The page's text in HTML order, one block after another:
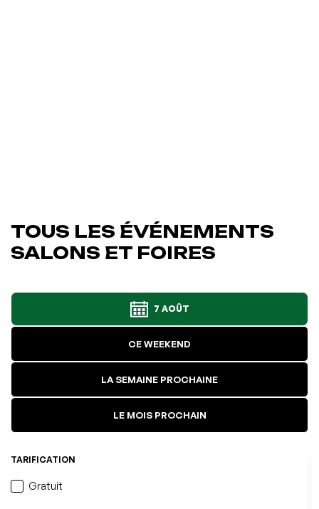
TOUS LES ÉVÉNEMENTS
SALONS ET FOIRES
7 AOÛT
CE WEEKEND
LA SEMAINE PROCHAINE
LE MOIS PROCHAIN
TARIFICATION
Gratuit